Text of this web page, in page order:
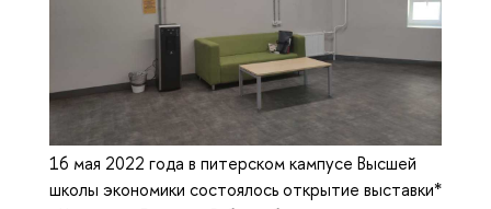
16 мая 2022 года в питерском кампусе Высшей
школы экономики состоялось открытие выставки*